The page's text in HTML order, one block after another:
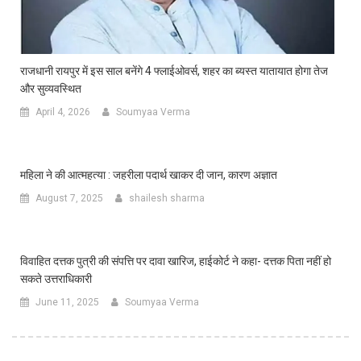
राजधानी रायपुर में इस साल बनेंगे 4 फ्लाईओवर्स, शहर का ब्यस्त यातायात होगा तेज
और सुव्यवस्थित
April 4, 2026 Soumyaa Verma
महिला ने की आत्महत्या : जहरीला पदार्थ खाकर दी जान, कारण अज्ञात
August 7, 2025 shailesh sharma
विवाहित दत्तक पुत्री की संपत्ति पर दावा खारिज, हाईकोर्ट ने कहा- दत्तक पिता नहीं हो
सकते उत्तराधिकारी
June 11, 2025 Soumyaa Verma